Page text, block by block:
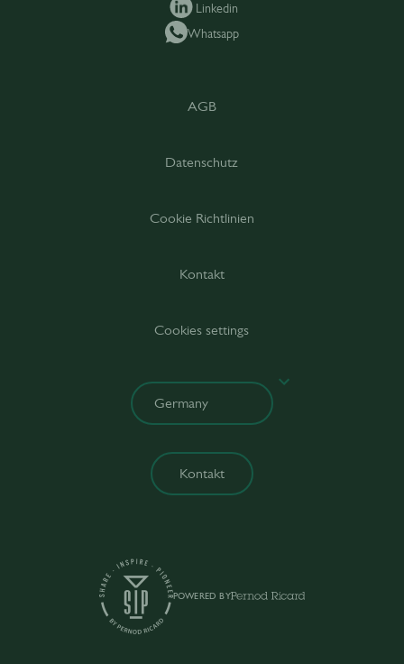
Linkedin
Whatsapp
POWERED BY
AGB
Datenschutz
Cookie Richtlinien
Kontakt
Cookies settings
Kontakt